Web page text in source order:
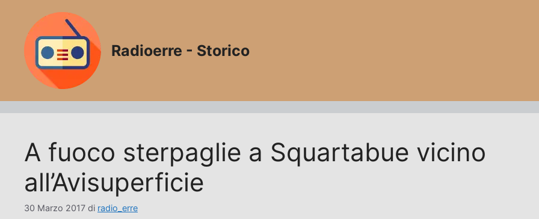
contenuto
Radioerre - Storico
A fuoco sterpaglie a Squartabue vicino
all’Avisuperficie
30 Marzo 2017 di radio_erre